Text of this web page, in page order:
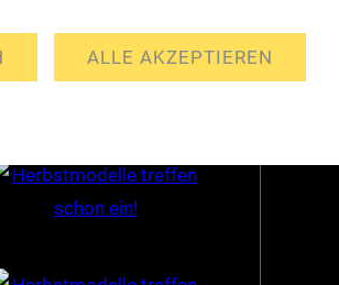
ALLE AKZEPTIEREN